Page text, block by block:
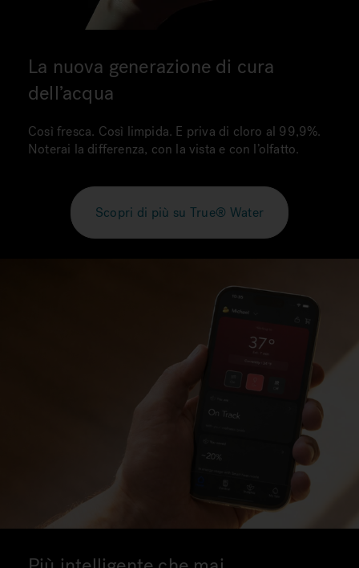
La nuova generazione di cura
dell’acqua
Così fresca. Così limpida. E priva di cloro al 99,9%.
Noterai la differenza, con la vista e con l’olfatto.
Scopri di più su True® Water